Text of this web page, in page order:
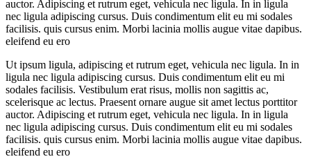
auctor. Adipiscing et rutrum eget, vehicula nec ligula. In in ligula
nec ligula adipiscing cursus. Duis condimentum elit eu mi sodales
facilisis. quis cursus enim. Morbi lacinia mollis augue vitae dapibus.
eleifend eu ero
Ut ipsum ligula, adipiscing et rutrum eget, vehicula nec ligula. In in
ligula nec ligula adipiscing cursus. Duis condimentum elit eu mi
sodales facilisis. Vestibulum erat risus, mollis non sagittis ac,
scelerisque ac lectus. Praesent ornare augue sit amet lectus porttitor
auctor. Adipiscing et rutrum eget, vehicula nec ligula. In in ligula
nec ligula adipiscing cursus. Duis condimentum elit eu mi sodales
facilisis. quis cursus enim. Morbi lacinia mollis augue vitae dapibus.
eleifend eu ero